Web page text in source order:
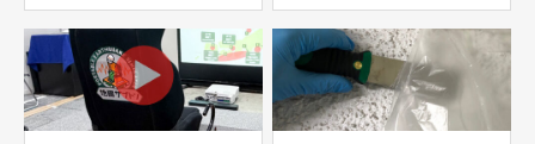
アイディールブレーン株式
会社
株式会社evoltz